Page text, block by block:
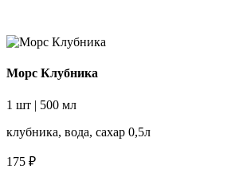
Морс Клубника
1 шт | 500 мл
клубника, вода, сахар 0,5л
175 ₽